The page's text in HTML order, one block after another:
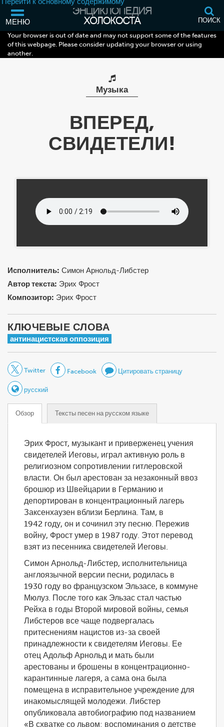
МЕНЮ ПОИСК
Your browser is out of date and may not support some of the features
of this webpage. Please consider updating your browser or using
another.
Музыка
ВПЕРЕД,
СВИДЕТЕЛИ!
Исполнитель: Симон Арнольд-Либстер
Автор текста: Эрих Фрост
Композитор: Эрих Фрост
КЛЮЧЕВЫЕ СЛОВА
антинацистская оппозиция
Twitter Facebook Цитировать страницу
русский
Обзор Тексты песен на русском языке
Эрих Фрост, музыкант и приверженец учения
свидетелей Иеговы, играл активную роль в
религиозном сопротивлении гитлеровской
власти. Он был арестован за незаконный ввоз
брошюр из Швейцарии в Германию и
депортирован в концентрационный лагерь
Заксенхаузен вблизи Берлина. Там, в
1942 году, он и сочинил эту песню. Пережив
войну, Фрост умер в 1987 году. Этот перевод
взят из песенника свидетелей Иеговы.
Симон Арнольд-Либстер, исполнительница
англоязычной версии песни, родилась в
1930 году во французском Эльзасе, в коммуне
Мюлуз. После того как Эльзас стал частью
Рейха в годы Второй мировой войны, семья
Либстеров все чаще подвергалась
притеснениям нацистов из-за своей
принадлежности к свидетелям Иеговы. Ее
отец Адольф Арнольд и мать были
арестованы и брошены в концентрационно-
карантинные лагеря, а сама она была
помещена в исправительное учреждение для
инакомыслящей молодежи. Либстер
опубликовала автобиографию под названием
«В схватке со львом: воспоминания о детстве